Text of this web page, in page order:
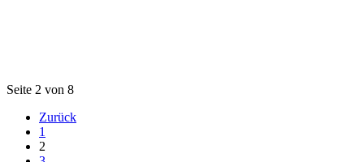
Seite 2 von 8
Zurück
1
2